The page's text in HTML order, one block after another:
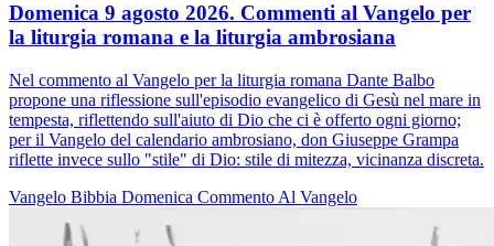
Domenica 9 agosto 2026. Commenti al Vangelo per
la liturgia romana e la liturgia ambrosiana
Nel commento al Vangelo per la liturgia romana Dante Balbo
propone una riflessione sull'episodio evangelico di Gesù nel mare in
tempesta, riflettendo sull'aiuto di Dio che ci è offerto ogni giorno;
per il Vangelo del calendario ambrosiano, don Giuseppe Grampa
riflette invece sullo "stile" di Dio: stile di mitezza, vicinanza discreta.
Vangelo Bibbia Domenica Commento Al Vangelo